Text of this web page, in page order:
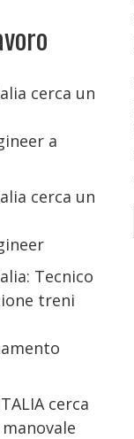
cerca un
a
cerca un
Tecnico
treni
cerca